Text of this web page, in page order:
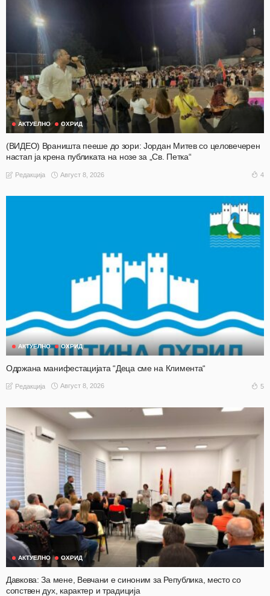
АКТУЕЛНО ОХРИД
(ВИДЕО) Враништа пееше до зори: Јордан Митев со целовечерен
настап ја крена публиката на нозе за „Св. Петка“
Редакција Август 8, 2026 4
АКТУЕЛНО ОХРИД
Одржана манифестацијата “Деца сме на Климента“
Редакција Август 8, 2026 5
АКТУЕЛНО ОХРИД
Давкова: За мене, Вевчани е синоним за Република, место со
сопствен дух, карактер и традиција